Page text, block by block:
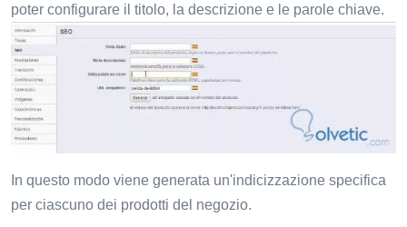
poter configurare il titolo, la descrizione e le parole chiave.
In questo modo viene generata un'indicizzazione specifica
per ciascuno dei prodotti del negozio.